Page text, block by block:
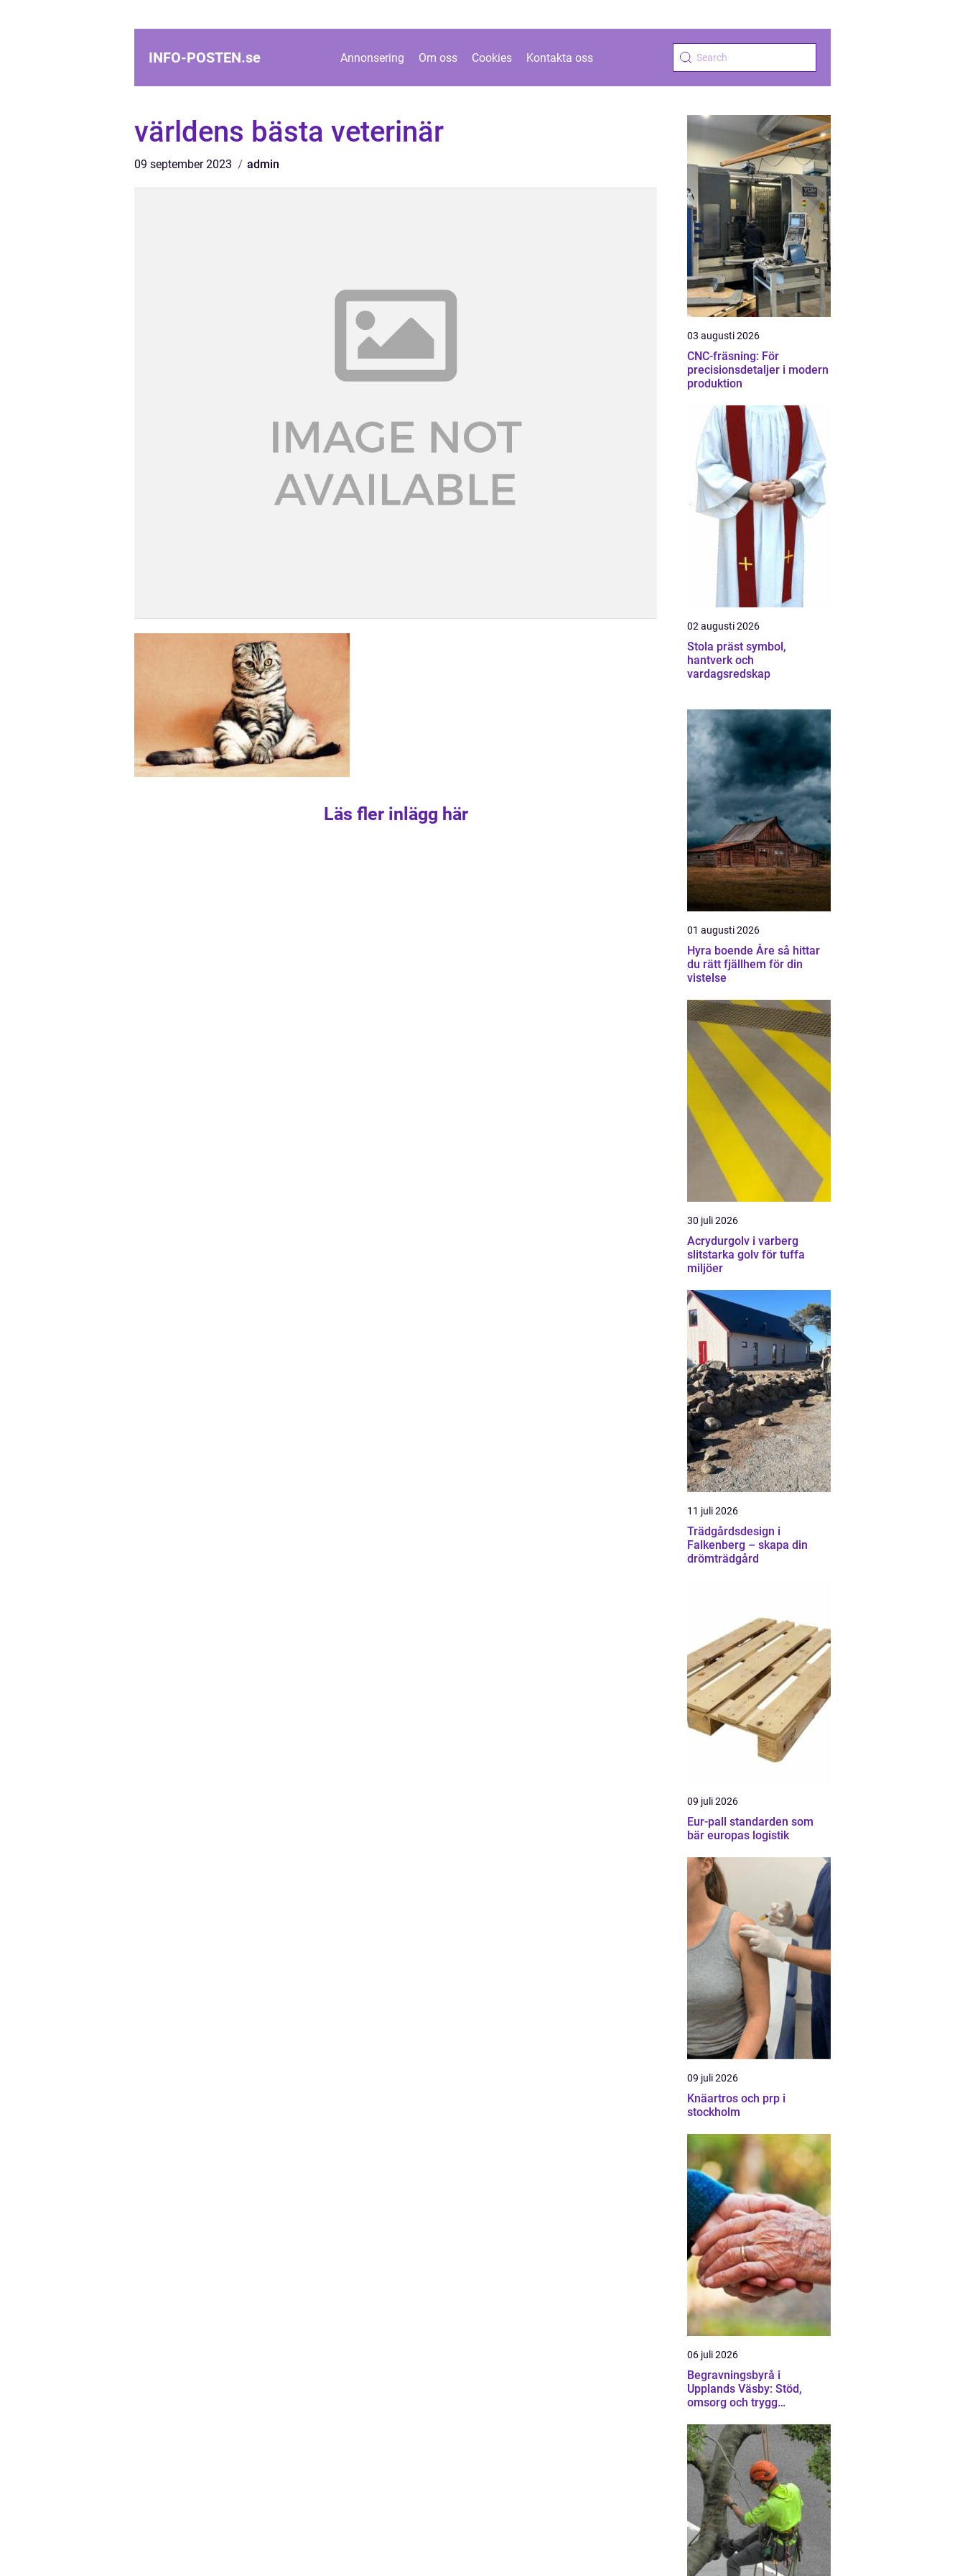
INFO-POSTEN.se Annonsering Om oss Cookies Kontakta oss
världens bästa veterinär
09 september 2023 admin
Läs fler inlägg här
03 augusti 2026
CNC-fräsning: För
precisionsdetaljer i modern
produktion
02 augusti 2026
Stola präst symbol,
hantverk och
vardagsredskap
01 augusti 2026
Hyra boende Åre så hittar
du rätt fjällhem för din
vistelse
30 juli 2026
Acrydurgolv i varberg
slitstarka golv för tuffa
miljöer
11 juli 2026
Trädgårdsdesign i
Falkenberg – skapa din
drömträdgård
09 juli 2026
Eur-pall standarden som
bär europas logistik
09 juli 2026
Knäartros och prp i
stockholm
06 juli 2026
Begravningsbyrå i
Upplands Väsby: Stöd,
omsorg och trygg